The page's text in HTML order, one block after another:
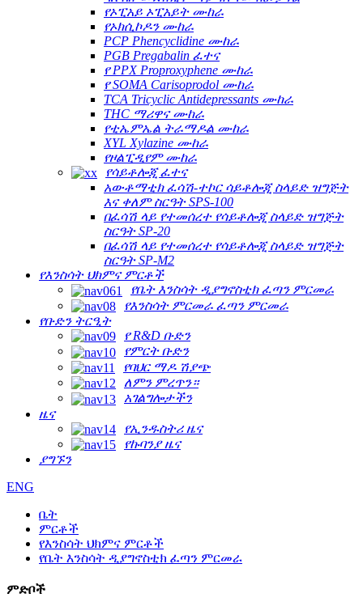
የኦፒአይ ኦፒአይት ሙከራ
የኦክሲኮዶን ሙከራ
PCP Phencyclidine ሙከራ
PGB Pregabalin ፈተና
የ PPX Proproxyphene ሙከራ
የ SOMA Carisoprodol ሙከራ
TCA Tricyclic Antidepressants ሙከራ
THC ማሪዋና ሙከራ
የቲኤምኤል ትራማዶል ሙከራ
XYL Xylazine ሙከራ
የዞልፒዲየም ሙከራ
የሳይቶሎጂ ፈተና
አውቶማቲክ ፈሳሽ-ተኮር ሳይቶሎጂ ስላይድ ዝግጅት
እና ቀለም ስርዓት SPS-100
በፈሳሽ ላይ የተመሰረተ የሳይቶሎጂ ስላይድ ዝግጅት
ስርዓት SP-20
በፈሳሽ ላይ የተመሰረተ የሳይቶሎጂ ስላይድ ዝግጅት
ስርዓት SP-M2
የእንስሳት ህክምና ምርቶች
የቤት እንስሳት ዲያግኖስቲክ ፈጣን ምርመራ
የእንስሳት ምርመራ ፈጣን ምርመራ
የቡድን ትርዒት
የ R&D ቡድን
የምርት ቡድን
የባህር ማዶ ሽያጭ
ለምን ምረጥን።
አገልግሎታችን
ዜና
የኢንዱስትሪ ዜና
የኩባንያ ዜና
ያግኙን
ENG
ቤት
ምርቶች
የእንስሳት ህክምና ምርቶች
የቤት እንስሳት ዲያግኖስቲክ ፈጣን ምርመራ
ምድቦች